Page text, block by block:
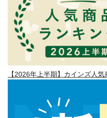
【2026年上半期】カインズ人